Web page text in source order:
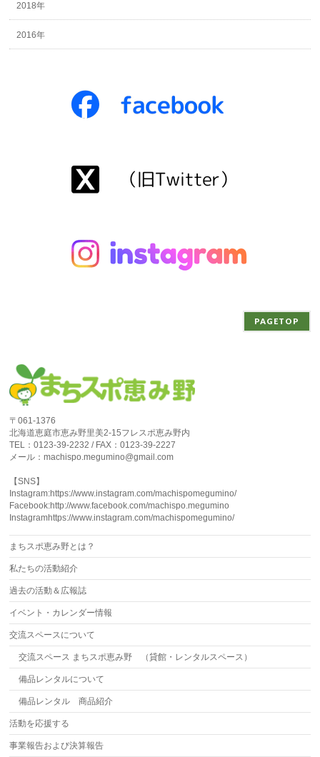
2018年
2016年
PAGETOP
〒061-1376
北海道恵庭市恵み野里美2-15フレスポ恵み野内
TEL：0123-39-2232 / FAX：0123-39-2227
メール：machispo.megumino@gmail.com
【SNS】
Instagram:https://www.instagram.com/machispomegumino/
Facebook:http://www.facebook.com/machispo.megumino
Instagramhttps://www.instagram.com/machispomegumino/
まちスポ恵み野とは？
私たちの活動紹介
過去の活動＆広報誌
イベント・カレンダー情報
交流スペースについて
交流スペース まちスポ恵み野 （貸館・レンタルスペース）
備品レンタルについて
備品レンタル 商品紹介
活動を応援する
事業報告および決算報告